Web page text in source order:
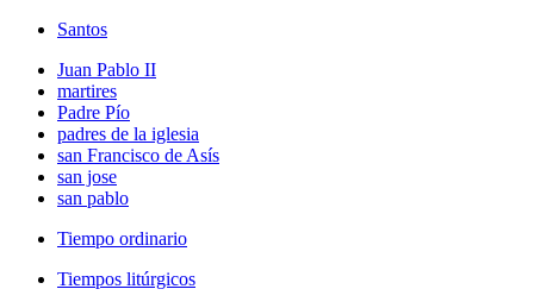
Santos
Juan Pablo II
martires
Padre Pío
padres de la iglesia
san Francisco de Asís
san jose
san pablo
Tiempo ordinario
Tiempos litúrgicos